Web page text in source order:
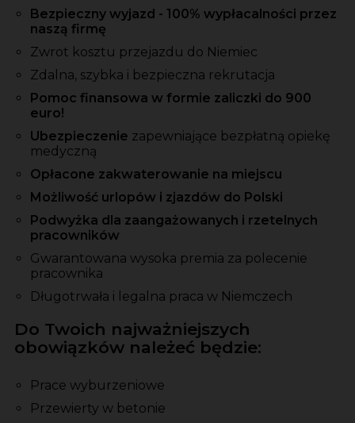
Bezpieczny wyjazd - 100% wypłacalności przez
naszą firmę
Zwrot kosztu przejazdu do Niemiec
Zdalna, szybka i bezpieczna rekrutacja
Pomoc finansowa w formie zaliczki do 900
euro!
Ubezpieczenie zapewniające bezpłatną opiekę
medyczną
Opłacone zakwaterowanie na miejscu
Możliwość urlopów i zjazdów do Polski
Podwyżka dla zaangażowanych i rzetelnych
pracowników
Gwarantowana wysoka premia za polecenie
pracownika
Długotrwała i legalna praca w Niemczech
Do Twoich najważniejszych
obowiązków należeć będzie:
Prace wyburzeniowe
Przewierty w betonie